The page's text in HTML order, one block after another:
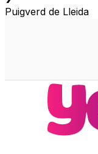
Puigverd de Lleida